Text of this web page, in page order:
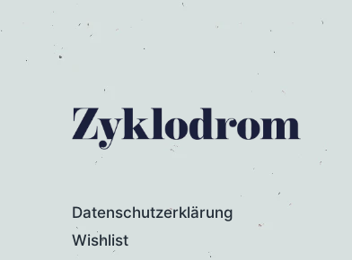
Datenschutzerklärung
Wishlist